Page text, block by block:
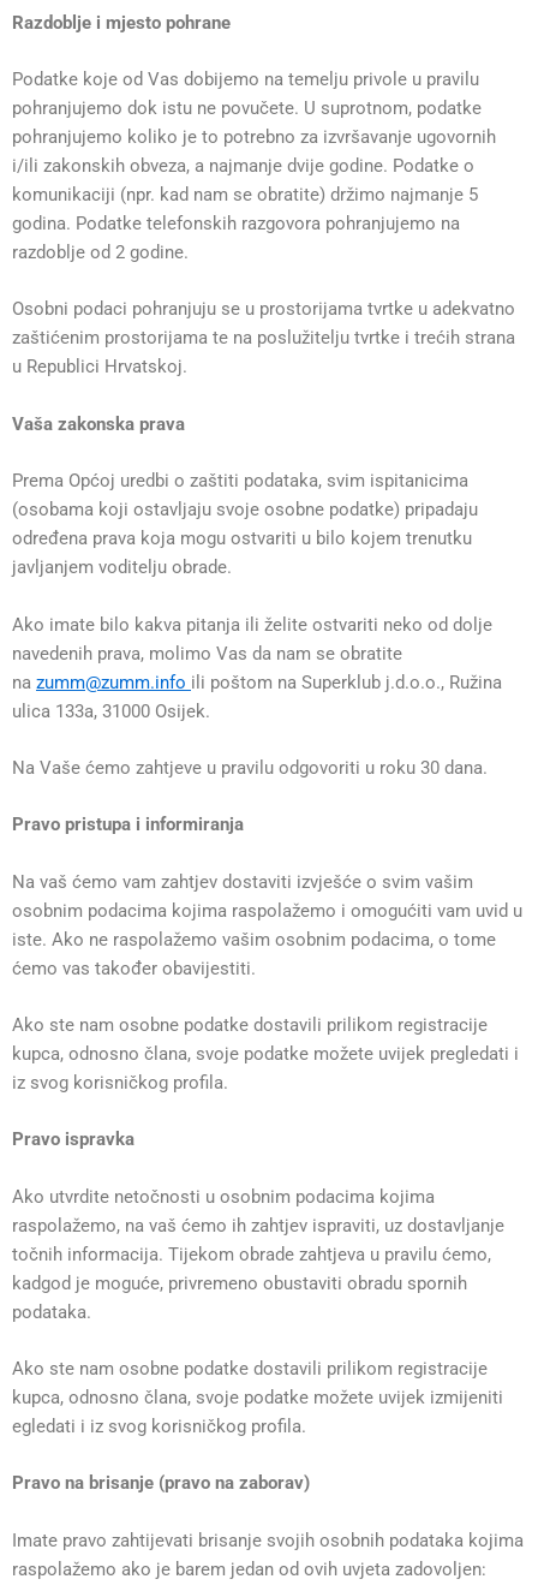
Razdoblje i mjesto pohrane
Podatke koje od Vas dobijemo na temelju privole u pravilu
pohranjujemo dok istu ne povučete. U suprotnom, podatke
pohranjujemo koliko je to potrebno za izvršavanje ugovornih
i/ili zakonskih obveza, a najmanje dvije godine. Podatke o
komunikaciji (npr. kad nam se obratite) držimo najmanje 5
godina. Podatke telefonskih razgovora pohranjujemo na
razdoblje od 2 godine.
Osobni podaci pohranjuju se u prostorijama tvrtke u adekvatno
zaštićenim prostorijama te na poslužitelju tvrtke i trećih strana
u Republici Hrvatskoj.
Vaša zakonska prava
Prema Općoj uredbi o zaštiti podataka, svim ispitanicima
(osobama koji ostavljaju svoje osobne podatke) pripadaju
određena prava koja mogu ostvariti u bilo kojem trenutku
javljanjem voditelju obrade.
Ako imate bilo kakva pitanja ili želite ostvariti neko od dolje
navedenih prava, molimo Vas da nam se obratite
na zumm@zumm.info ili poštom na Superklub j.d.o.o., Ružina
ulica 133a, 31000 Osijek.
Na Vaše ćemo zahtjeve u pravilu odgovoriti u roku 30 dana.
Pravo pristupa i informiranja
Na vaš ćemo vam zahtjev dostaviti izvješće o svim vašim
osobnim podacima kojima raspolažemo i omogućiti vam uvid u
iste. Ako ne raspolažemo vašim osobnim podacima, o tome
ćemo vas također obavijestiti.
Ako ste nam osobne podatke dostavili prilikom registracije
kupca, odnosno člana, svoje podatke možete uvijek pregledati i
iz svog korisničkog profila.
Pravo ispravka
Ako utvrdite netočnosti u osobnim podacima kojima
raspolažemo, na vaš ćemo ih zahtjev ispraviti, uz dostavljanje
točnih informacija. Tijekom obrade zahtjeva u pravilu ćemo,
kadgod je moguće, privremeno obustaviti obradu spornih
podataka.
Ako ste nam osobne podatke dostavili prilikom registracije
kupca, odnosno člana, svoje podatke možete uvijek izmijeniti
egledati i iz svog korisničkog profila.
Pravo na brisanje (pravo na zaborav)
Imate pravo zahtijevati brisanje svojih osobnih podataka kojima
raspolažemo ako je barem jedan od ovih uvjeta zadovoljen: